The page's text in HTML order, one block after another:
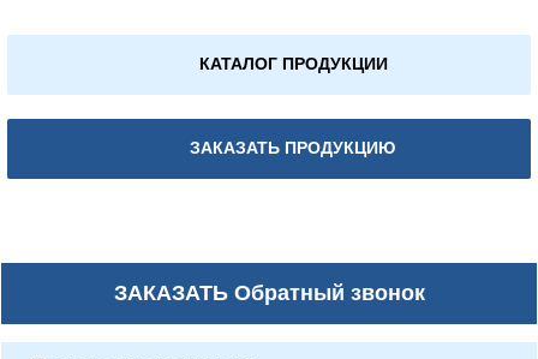
КАТАЛОГ ПРОДУКЦИИ
ЗАКАЗАТЬ ПРОДУКЦИЮ
ЗАКАЗАТЬОбратный звонок